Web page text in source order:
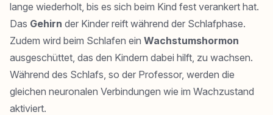
lange wiederholt, bis es sich beim Kind fest verankert hat.
Das Gehirn der Kinder reift während der Schlafphase.
Zudem wird beim Schlafen ein Wachstumshormon
ausgeschüttet, das den Kindern dabei hilft, zu wachsen.
Während des Schlafs, so der Professor, werden die
gleichen neuronalen Verbindungen wie im Wachzustand
aktiviert.